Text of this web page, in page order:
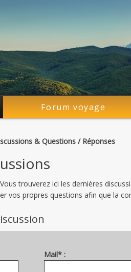
Forum voyage
& Questions / Réponses
trouverez ici les dernières
vos propres questions afin que la
Mail* :